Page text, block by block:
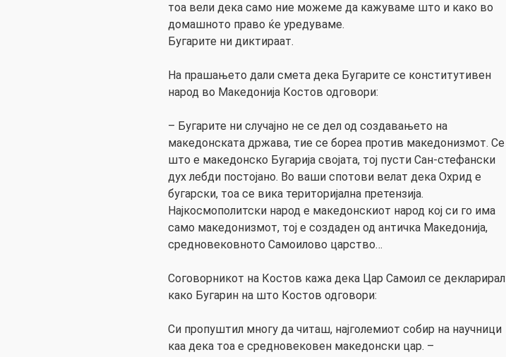
тоа вели дека само ние можеме да кажуваме што и како во
домашното право ќе уредуваме.
Бугарите ни диктираат.
На прашањето дали смета дека Бугарите се конститутивен
народ во Македонија Костов одговори:
– Бугарите ни случајно не се дел од создавањето на
македонската држава, тие се бореа против македонизмот. Се
што е македонско Бугарија својата, тој пусти Сан-стефански
дух лебди постојано. Во ваши спотови велат дека Охрид е
бугарски, тоа се вика територијална претензија.
Најкосмополитски народ е македонскиот народ кој си го има
само македонизмот, тој е создаден од античка Македонија,
средновековното Самоилово царство…
Соговорникот на Костов кажа дека Цар Самоил се декларирал
како Бугарин на што Костов одговори:
Си пропуштил многу да читаш, најголемиот собир на научници
каа дека тоа е средновековен македонски цар. –